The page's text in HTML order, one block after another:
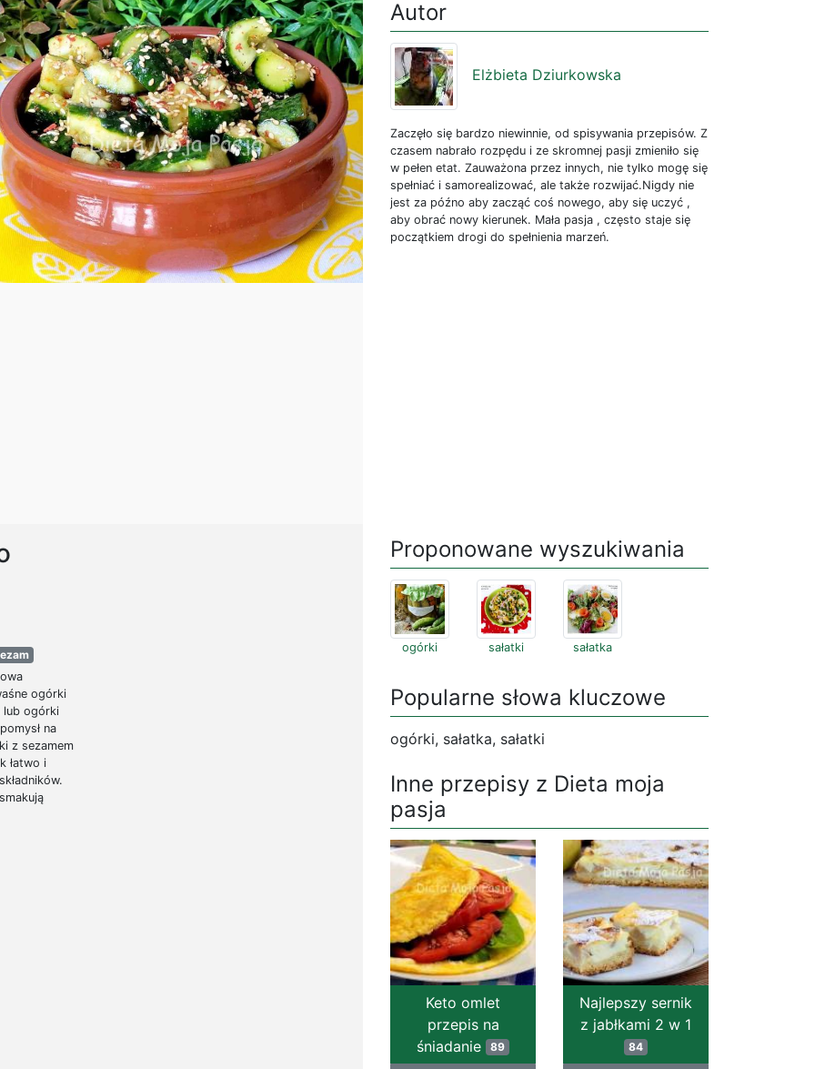
ogórki
lub ogórki
na
z sezamem
łatwo i
Autor
Elżbieta Dziurkowska
Zaczęło się bardzo niewinnie, od spisywania przepisów. Z
czasem nabrało rozpędu i ze skromnej pasji zmieniło się
w pełen etat. Zauważona przez innych, nie tylko mogę się
spełniać i samorealizować, ale także rozwijać.Nigdy nie
jest za późno aby zacząć coś nowego, aby się uczyć ,
aby obrać nowy kierunek. Mała pasja , często staje się
początkiem drogi do spełnienia marzeń.
Proponowane wyszukiwania
ogórki sałatki sałatka
Popularne słowa kluczowe
ogórki, sałatka, sałatki
Inne przepisy z Dieta moja
pasja
Keto omlet
przepis na
śniadanie 89
Najlepszy sernik
z jabłkami 2 w 1
84